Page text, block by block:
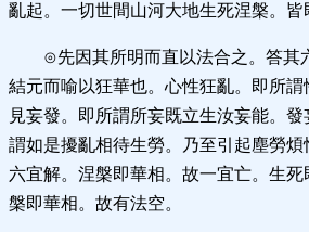
亂起。一切世間山河大地生死涅槃。皆
⊙先因其所明而直以法合之。答其
結元而喻以狂華也。心性狂亂。即所
見妄發。即所謂所妄既立生汝妄能。
謂如是擾亂相待生勞。乃至引起塵勞
六宜解。涅槃即華相。故一宜亡。生
槃即華相。故有法空。